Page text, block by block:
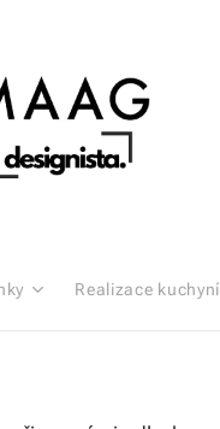
Realizace kuchyní